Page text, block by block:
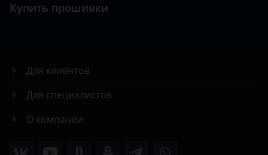
Купить прошивки
Для клиентов
Для специалистов
О компании